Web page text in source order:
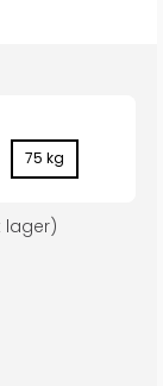
75 kg
lager)